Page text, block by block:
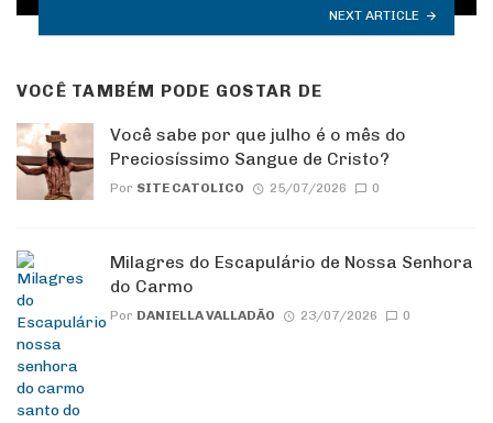
NEXT ARTICLE
VOCÊ TAMBÉM PODE GOSTAR DE
Você sabe por que julho é o mês do
Preciosíssimo Sangue de Cristo?
Por SITE CATOLICO 25/07/2026 0
Milagres do Escapulário de Nossa Senhora
do Carmo
Por DANIELLA VALLADÃO 23/07/2026 0